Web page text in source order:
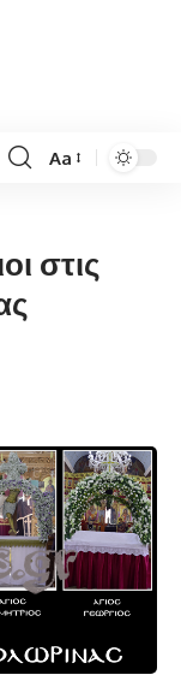
Font
Aa
στις